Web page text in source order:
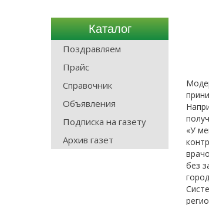
Каталог
Поздравляем
Прайс
Справочник
Объявления
Подписка на газету
Архив газет
«У
без